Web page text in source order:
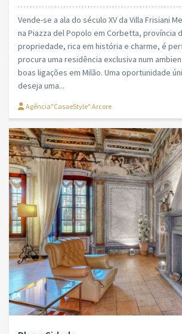
Vende-se a ala do século XV da Villa Frisiani
na Piazza del Popolo em Corbetta, província
propriedade, rica em história e charme, é
procura uma residência exclusiva num
boas ligações em Milão. Uma oportunidade
deseja uma...
Agência"CasaeStyle" Arcore